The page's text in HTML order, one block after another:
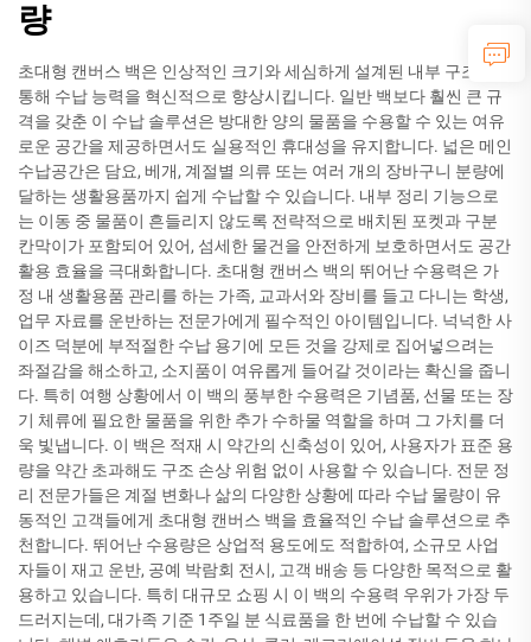
량
초대형 캔버스 백은 인상적인 크기와 세심하게 설계된 내부 구조를
통해 수납 능력을 혁신적으로 향상시킵니다. 일반 백보다 훨씬 큰 규
격을 갖춘 이 수납 솔루션은 방대한 양의 물품을 수용할 수 있는 여유
로운 공간을 제공하면서도 실용적인 휴대성을 유지합니다. 넓은 메인
수납공간은 담요, 베개, 계절별 의류 또는 여러 개의 장바구니 분량에
달하는 생활용품까지 쉽게 수납할 수 있습니다. 내부 정리 기능으로
는 이동 중 물품이 흔들리지 않도록 전략적으로 배치된 포켓과 구분
칸막이가 포함되어 있어, 섬세한 물건을 안전하게 보호하면서도 공간
활용 효율을 극대화합니다. 초대형 캔버스 백의 뛰어난 수용력은 가
정 내 생활용품 관리를 하는 가족, 교과서와 장비를 들고 다니는 학생,
업무 자료를 운반하는 전문가에게 필수적인 아이템입니다. 넉넉한 사
이즈 덕분에 부적절한 수납 용기에 모든 것을 강제로 집어넣으려는
좌절감을 해소하고, 소지품이 여유롭게 들어갈 것이라는 확신을 줍니
다. 특히 여행 상황에서 이 백의 풍부한 수용력은 기념품, 선물 또는 장
기 체류에 필요한 물품을 위한 추가 수하물 역할을 하며 그 가치를 더
욱 빛냅니다. 이 백은 적재 시 약간의 신축성이 있어, 사용자가 표준 용
량을 약간 초과해도 구조 손상 위험 없이 사용할 수 있습니다. 전문 정
리 전문가들은 계절 변화나 삶의 다양한 상황에 따라 수납 물량이 유
동적인 고객들에게 초대형 캔버스 백을 효율적인 수납 솔루션으로 추
천합니다. 뛰어난 수용량은 상업적 용도에도 적합하여, 소규모 사업
자들이 재고 운반, 공예 박람회 전시, 고객 배송 등 다양한 목적으로 활
용하고 있습니다. 특히 대규모 쇼핑 시 이 백의 수용력 우위가 가장 두
드러지는데, 대가족 기준 1주일 분 식료품을 한 번에 수납할 수 있습